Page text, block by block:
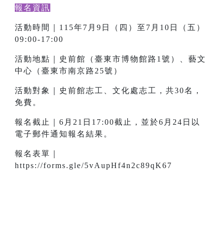
報名資訊
活動時間｜115年7月9日（四）至7月10日（五）
09:00-17:00
活動地點｜史前館（臺東市博物館路1號）、藝文
中心（臺東市南京路25號）
活動對象｜史前館志工、文化處志工，共30名，
免費。
報名截止｜6月21日17:00截止，並於6月24日以
電子郵件通知報名結果。
報名表單｜
https://forms.gle/5vAupHf4n2c89qK67